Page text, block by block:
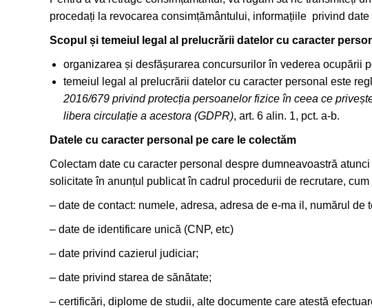
procedați la revocarea consimțământului, informațiile privind
Scopul și temeiul legal al prelucrării datelor cu caracter
organizarea și desfășurarea concursurilor în vederea ocupării
temeiul legal al prelucrării datelor cu caracter personal este
2016/679 privind protecția persoanelor fizice în ceea ce
libera circulație a acestora (GDPR), art. 6 alin. 1, pct. a-b.
Datele cu caracter personal pe care le colectăm
Colectam date cu caracter personal despre dumneavoastră
solicitate în anunțul publicat în cadrul procedurii de recrutare, cum
– date de contact: numele, adresa, adresa de e-ma il, numărul de
– date de identificare unică (CNP, etc)
– date privind cazierul judiciar;
– date privind starea de sănătate;
– certificări, diplome de studii, alte documente care atestă